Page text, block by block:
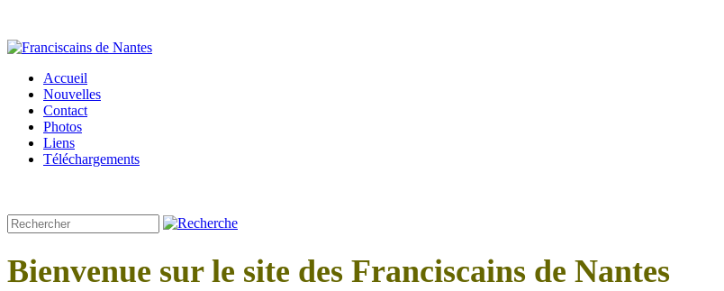
Accueil
Nouvelles
Contact
Photos
Liens
Téléchargements
Bienvenue sur le site des Franciscains de Nantes